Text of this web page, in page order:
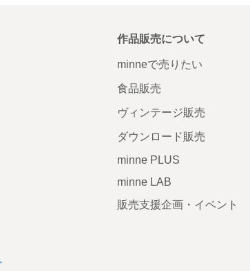
作品販売について
minneで売りたい
食品販売
ヴィンテージ販売
ダウンロード販売
minne PLUS
minne LAB
販売支援企画・イベント